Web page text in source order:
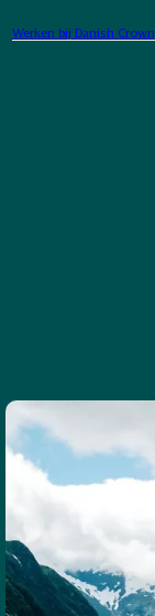
Werken bij Danish Crown